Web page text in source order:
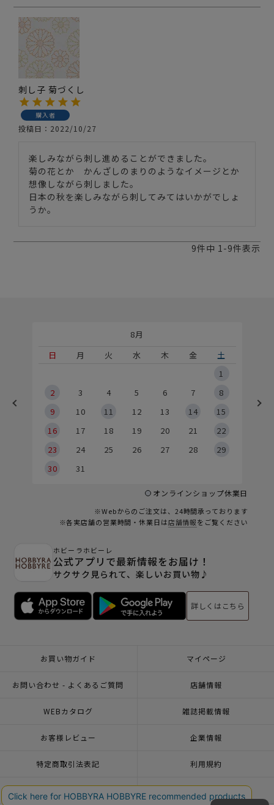
刺し子 菊づくし
購入者
投稿日 2022/10/27
楽しみながら刺し進めることができました。
菊の花とか　かんざしのまりのようなイメージとか
想像しながら刺しました。
日本の秋を楽しみながら刺してみてはいかがでしょ
うか。
9件中 1-9件表示
8月
日
月 火 水 木 金
土
1
2
3 4 5 6 7
8
9
10 11 12 13 14
15
16
17 18 19 20 21
22
23
24 25 26 27 28
29
30
31
オンラインショップ休業日
※Webからのご注文は、24時間承っております
※各実店舗の営業時間・休業日は店舗情報をご覧ください
ホビーラホビーレ
公式アプリで最新情報をお届け！
サクサク見られて、楽しいお買い物♪
詳しくはこちら
お買い物ガイド マイページ
お問い合わせ - よくあるご質問 店舗情報
WEBカタログ 雑誌掲載情報
お客様レビュー 企業情報
特定商取引法表記 利用規約
一緒に働こう♪求人情報